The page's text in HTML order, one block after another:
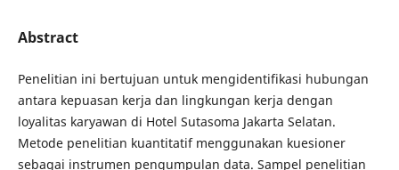
Abstract
Penelitian ini bertujuan untuk mengidentifikasi hubungan
antara kepuasan kerja dan lingkungan kerja dengan
loyalitas karyawan di Hotel Sutasoma Jakarta Selatan.
Metode penelitian kuantitatif menggunakan kuesioner
sebagai instrumen pengumpulan data. Sampel penelitian